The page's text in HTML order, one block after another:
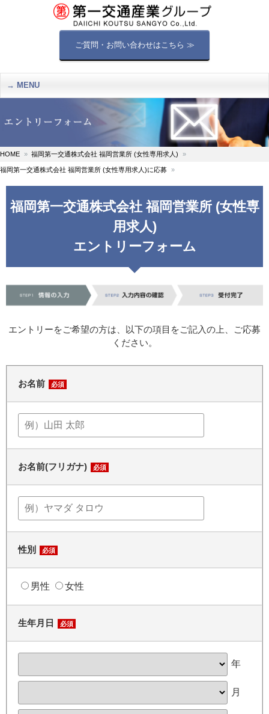
ご質問・お問い合わせはこちら ≫
MENU
HOME 福岡第一交通株式会社 福岡営業所 (女性専用求人)
福岡第一交通株式会社 福岡営業所 (女性専用求人)に応募
福岡第一交通株式会社 福岡営業所 (女性専
用求人)
エントリーフォーム
エントリーをご希望の方は、以下の項目をご記入の上、ご応募
ください。
お名前 必須
お名前(フリガナ) 必須
性別 必須
男性 女性
生年月日 必須
年
月